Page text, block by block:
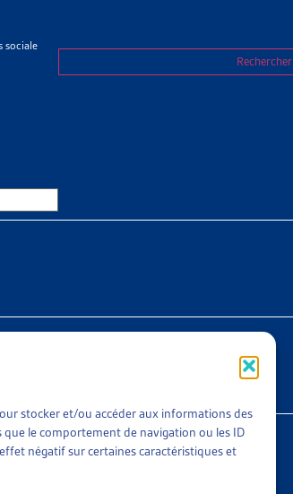
stocker et/ou accéder aux informations des
le comportement de navigation ou les ID
négatif sur certaines caractéristiques et
sociale
Rechercher